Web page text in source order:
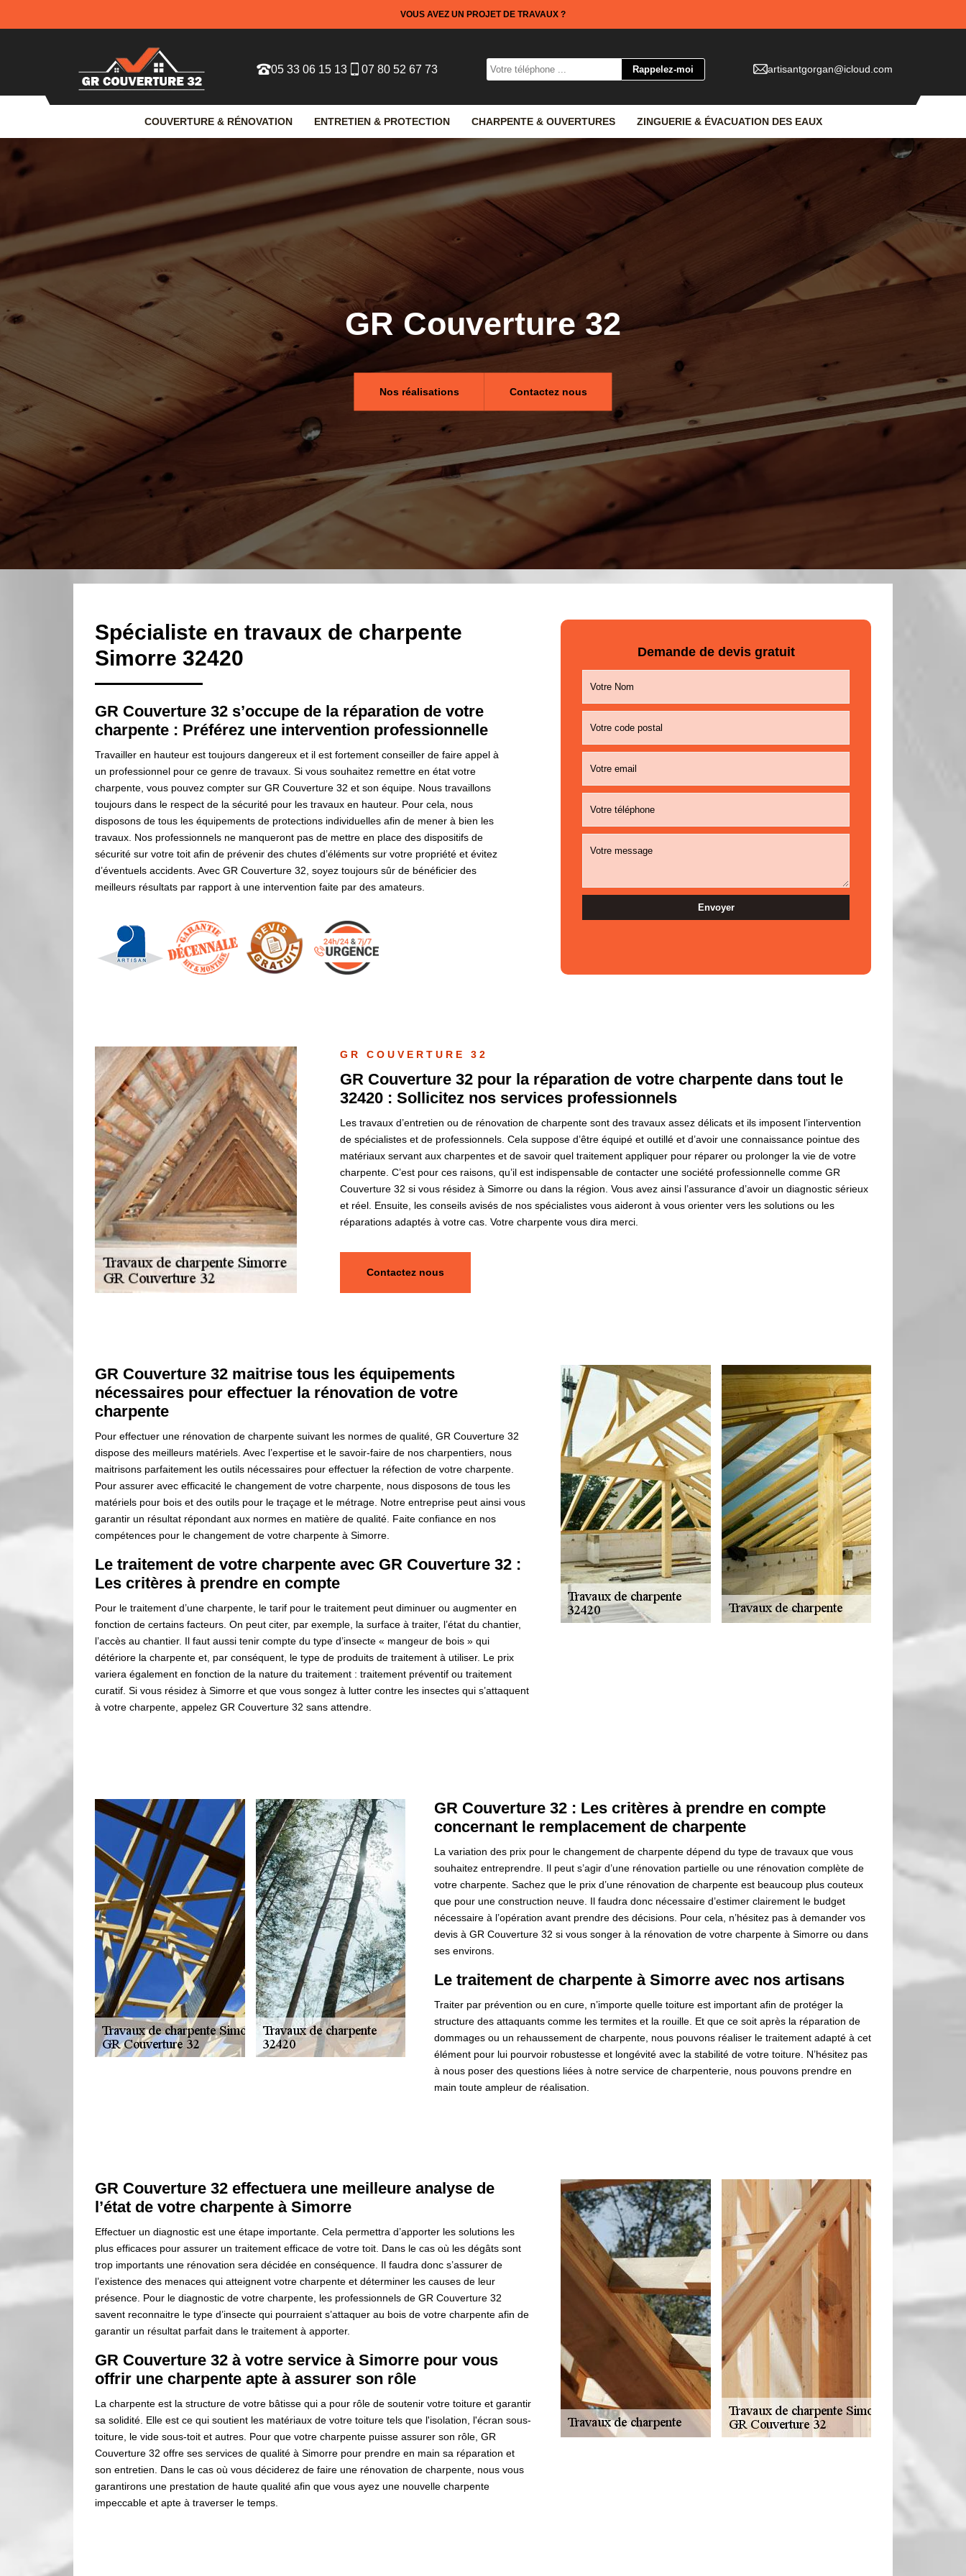
VOUS AVEZ UN PROJET DE TRAVAUX ?
05 33 06 15 13 07 80 52 67 73 artisantgorgan@icloud.com
COUVERTURE & RÉNOVATION ENTRETIEN & PROTECTION CHARPENTE & OUVERTURES ZINGUERIE & ÉVACUATION DES EAUX
GR Couverture 32
Nos réalisations Contactez nous
Spécialiste en travaux de charpente
Simorre 32420
GR Couverture 32 s’occupe de la réparation de votre
charpente : Préférez une intervention professionnelle
Travailler en hauteur est toujours dangereux et il est fortement conseiller de faire appel à
un professionnel pour ce genre de travaux. Si vous souhaitez remettre en état votre
charpente, vous pouvez compter sur GR Couverture 32 et son équipe. Nous travaillons
toujours dans le respect de la sécurité pour les travaux en hauteur. Pour cela, nous
disposons de tous les équipements de protections individuelles afin de mener à bien les
travaux. Nos professionnels ne manqueront pas de mettre en place des dispositifs de
sécurité sur votre toit afin de prévenir des chutes d’éléments sur votre propriété et évitez
d’éventuels accidents. Avec GR Couverture 32, soyez toujours sûr de bénéficier des
meilleurs résultats par rapport à une intervention faite par des amateurs.
Demande de devis gratuit
GR COUVERTURE 32
GR Couverture 32 pour la réparation de votre charpente dans tout le
32420 : Sollicitez nos services professionnels
Les travaux d’entretien ou de rénovation de charpente sont des travaux assez délicats et ils imposent l’intervention
de spécialistes et de professionnels. Cela suppose d’être équipé et outillé et d’avoir une connaissance pointue des
matériaux servant aux charpentes et de savoir quel traitement appliquer pour réparer ou prolonger la vie de votre
charpente. C’est pour ces raisons, qu’il est indispensable de contacter une société professionnelle comme GR
Couverture 32 si vous résidez à Simorre ou dans la région. Vous avez ainsi l’assurance d’avoir un diagnostic sérieux
et réel. Ensuite, les conseils avisés de nos spécialistes vous aideront à vous orienter vers les solutions ou les
réparations adaptés à votre cas. Votre charpente vous dira merci.
Contactez nous
GR Couverture 32 maitrise tous les équipements
nécessaires pour effectuer la rénovation de votre
charpente
Pour effectuer une rénovation de charpente suivant les normes de qualité, GR Couverture 32
dispose des meilleurs matériels. Avec l’expertise et le savoir-faire de nos charpentiers, nous
maitrisons parfaitement les outils nécessaires pour effectuer la réfection de votre charpente.
Pour assurer avec efficacité le changement de votre charpente, nous disposons de tous les
matériels pour bois et des outils pour le traçage et le métrage. Notre entreprise peut ainsi vous
garantir un résultat répondant aux normes en matière de qualité. Faite confiance en nos
compétences pour le changement de votre charpente à Simorre.
Le traitement de votre charpente avec GR Couverture 32 :
Les critères à prendre en compte
Pour le traitement d’une charpente, le tarif pour le traitement peut diminuer ou augmenter en
fonction de certains facteurs. On peut citer, par exemple, la surface à traiter, l’état du chantier,
l’accès au chantier. Il faut aussi tenir compte du type d’insecte « mangeur de bois » qui
détériore la charpente et, par conséquent, le type de produits de traitement à utiliser. Le prix
variera également en fonction de la nature du traitement : traitement préventif ou traitement
curatif. Si vous résidez à Simorre et que vous songez à lutter contre les insectes qui s’attaquent
à votre charpente, appelez GR Couverture 32 sans attendre.
GR Couverture 32 : Les critères à prendre en compte
concernant le remplacement de charpente
La variation des prix pour le changement de charpente dépend du type de travaux que vous
souhaitez entreprendre. Il peut s’agir d’une rénovation partielle ou une rénovation complète de
votre charpente. Sachez que le prix d’une rénovation de charpente est beaucoup plus couteux
que pour une construction neuve. Il faudra donc nécessaire d’estimer clairement le budget
nécessaire à l’opération avant prendre des décisions. Pour cela, n’hésitez pas à demander vos
devis à GR Couverture 32 si vous songer à la rénovation de votre charpente à Simorre ou dans
ses environs.
Le traitement de charpente à Simorre avec nos artisans
Traiter par prévention ou en cure, n’importe quelle toiture est important afin de protéger la
structure des attaquants comme les termites et la rouille. Et que ce soit après la réparation de
dommages ou un rehaussement de charpente, nous pouvons réaliser le traitement adapté à cet
élément pour lui pourvoir robustesse et longévité avec la stabilité de votre toiture. N’hésitez pas
à nous poser des questions liées à notre service de charpenterie, nous pouvons prendre en
main toute ampleur de réalisation.
GR Couverture 32 effectuera une meilleure analyse de
l’état de votre charpente à Simorre
Effectuer un diagnostic est une étape importante. Cela permettra d’apporter les solutions les
plus efficaces pour assurer un traitement efficace de votre toit. Dans le cas où les dégâts sont
trop importants une rénovation sera décidée en conséquence. Il faudra donc s’assurer de
l’existence des menaces qui atteignent votre charpente et déterminer les causes de leur
présence. Pour le diagnostic de votre charpente, les professionnels de GR Couverture 32
savent reconnaitre le type d’insecte qui pourraient s’attaquer au bois de votre charpente afin de
garantir un résultat parfait dans le traitement à apporter.
GR Couverture 32 à votre service à Simorre pour vous
offrir une charpente apte à assurer son rôle
La charpente est la structure de votre bâtisse qui a pour rôle de soutenir votre toiture et garantir
sa solidité. Elle est ce qui soutient les matériaux de votre toiture tels que l'isolation, l'écran sous-
toiture, le vide sous-toit et autres. Pour que votre charpente puisse assurer son rôle, GR
Couverture 32 offre ses services de qualité à Simorre pour prendre en main sa réparation et
son entretien. Dans le cas où vous déciderez de faire une rénovation de charpente, nous vous
garantirons une prestation de haute qualité afin que vous ayez une nouvelle charpente
impeccable et apte à traverser le temps.